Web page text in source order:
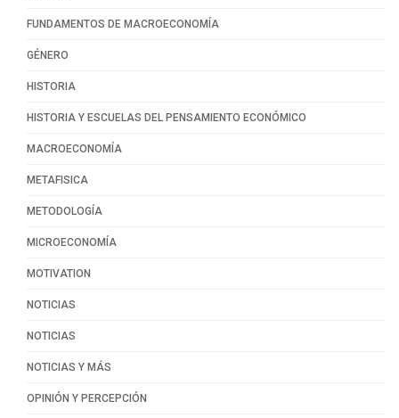
FUNDAMENTOS DE MACROECONOMÍA
GÉNERO
HISTORIA
HISTORIA Y ESCUELAS DEL PENSAMIENTO ECONÓMICO
MACROECONOMÍA
METAFISICA
METODOLOGÍA
MICROECONOMÍA
MOTIVATION
NOTICIAS
NOTICIAS
NOTICIAS Y MÁS
OPINIÓN Y PERCEPCIÓN